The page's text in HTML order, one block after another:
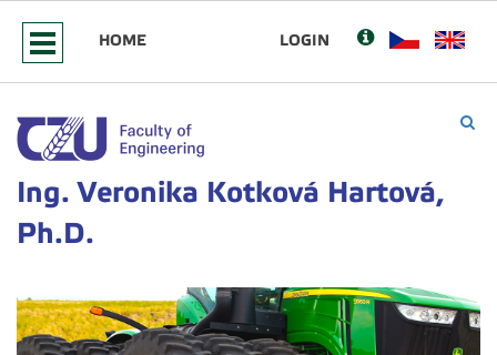
HOME LOGIN
Ing. Veronika Kotková Hartová,
Ph.D.